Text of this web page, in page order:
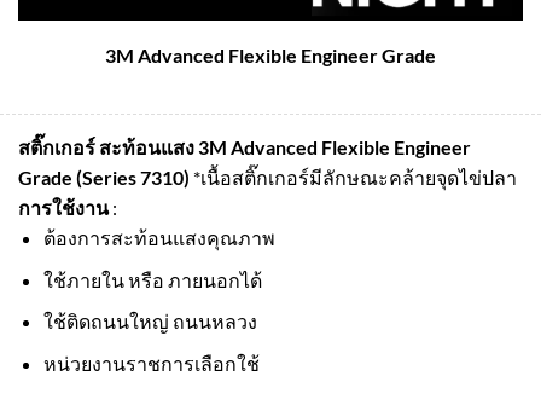
3M Advanced Flexible Engineer Grade
สติ๊กเกอร์ สะท้อนแสง 3M Advanced Flexible Engineer
Grade (Series 7310) *เนื้อสติ๊กเกอร์มีลักษณะคล้ายจุดไข่ปลา
การใช้งาน:
ต้องการสะท้อนแสงคุณภาพ
ใช้ภายใน หรือ ภายนอกได้
ใช้ติดถนนใหญ่ ถนนหลวง
หน่วยงานราชการเลือกใช้